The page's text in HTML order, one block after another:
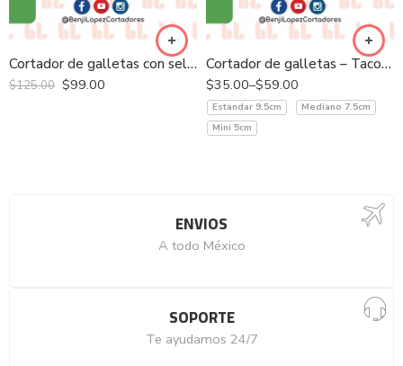
Cortador de galletas con sello – Molcajete
$125.00 $99.00
Cortador de galletas – Taco con chile
$35.00–$59.00
Estandar 9.5cm
Mediano 7.5cm
Mini 5cm
ENVIOS
A todo México
SOPORTE
Te ayudamos 24/7